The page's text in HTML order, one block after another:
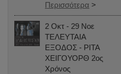
Περισσότερα >
2 Οκτ - 29 Νοε
ΤΕΛΕΥΤΑΙΑ
ΕΞΟΔΟΣ - ΡΙΤΑ
ΧΕΙΓΟΥΟΡΘ 2oς
Χρόνος